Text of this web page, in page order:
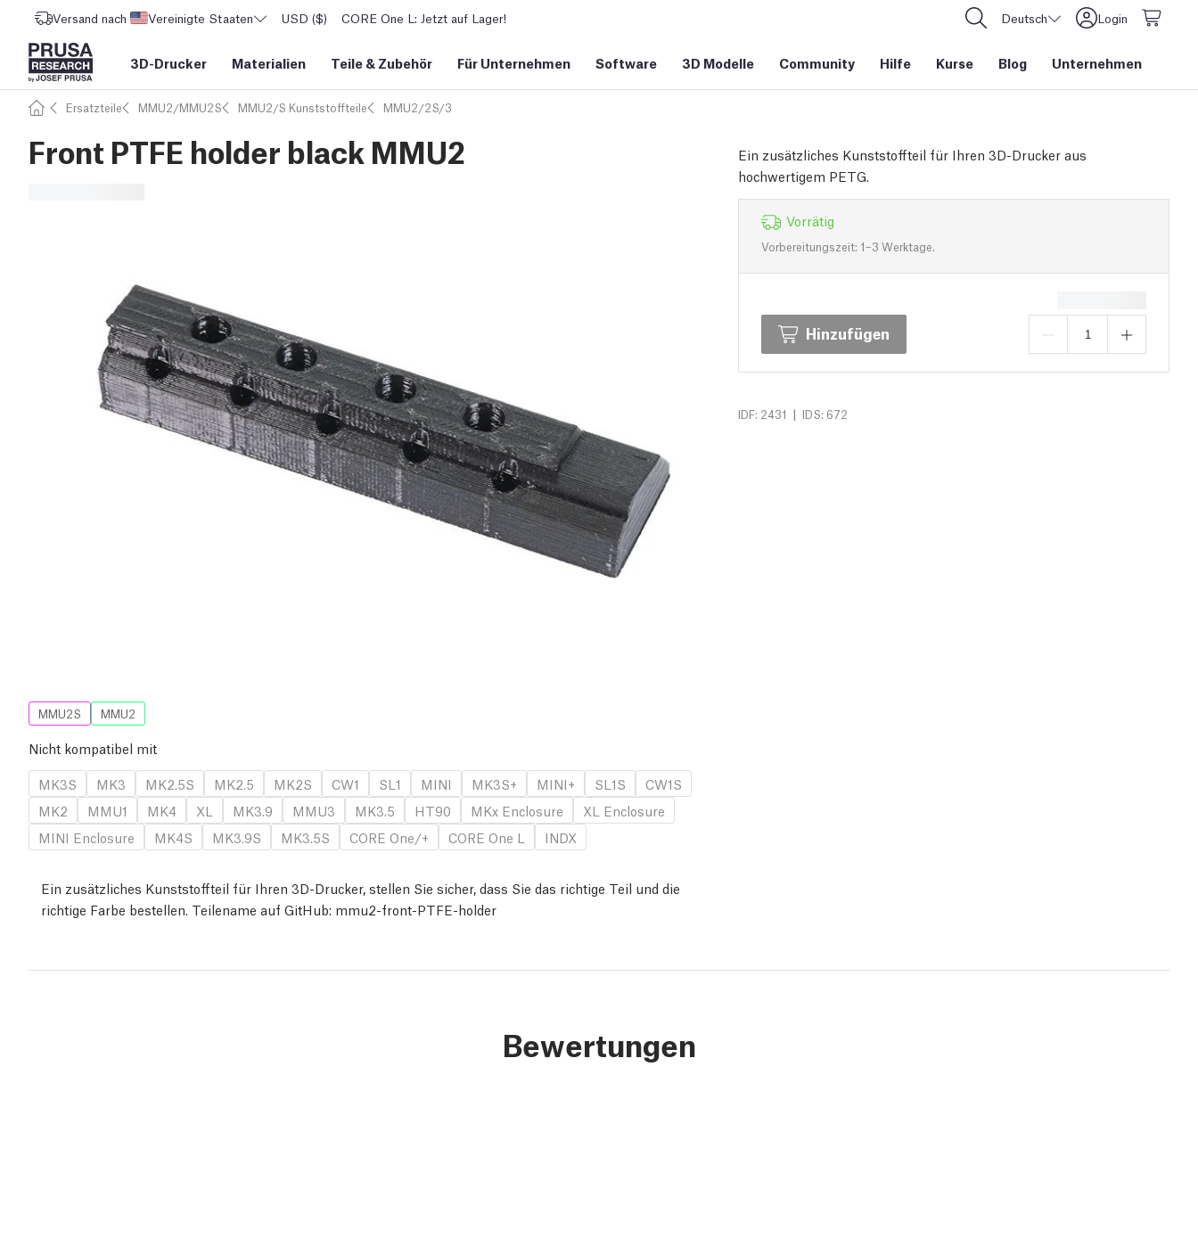
Versand nach Vereinigte Staaten USD ($) CORE One L: Jetzt auf Lager! Deutsch Login
3D-Drucker Materialien Teile & Zubehör Für Unternehmen Software 3D Modelle Community Hilfe Kurse Blog Unternehmen
Ersatzteile MMU2/MMU2S MMU2/S Kunststoffteile MMU2/2S/3
Front PTFE holder black MMU2
Ein zusätzliches Kunststoffteil für Ihren 3D-Drucker aus
hochwertigem PETG.
Vorrätig
Vorbereitungszeit: 1–3 Werktage.
Hinzufügen
IDF: 2431 | IDS: 672
MMU2S MMU2
Nicht kompatibel mit
MK3S
MK3 MK2.5S MK2.5 MK2S CW1 SL1 MINI MK3S+ MINI+ SL1S
CW1S
MK2
MMU1 MK4 XL MK3.9 MMU3 MK3.5 HT90 MKx Enclosure
XL Enclosure
MINI Enclosure
MK4S MK3.9S MK3.5S CORE One/+ CORE One L INDX
Ein zusätzliches Kunststoffteil für Ihren 3D-Drucker, stellen Sie sicher, dass Sie das richtige Teil und die
richtige Farbe bestellen. Teilename auf GitHub: mmu2-front-PTFE-holder
Bewertungen